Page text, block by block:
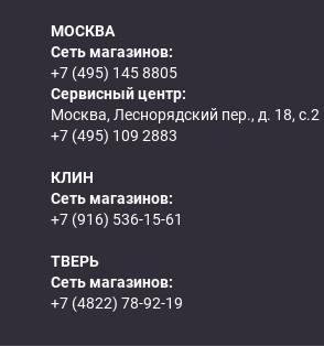
МОСКВА
Сеть магазинов:
+7 (495) 145 8805
Сервисный центр:
Москва, Леснорядский пер., д. 18, с.2
+7 (495) 109 2883
КЛИН
Сеть магазинов:
+7 (916) 536-15-61
ТВЕРЬ
Сеть магазинов:
+7 (4822) 78-92-19